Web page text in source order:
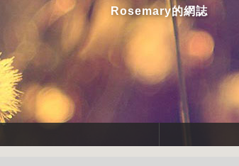
Rosemary的網誌